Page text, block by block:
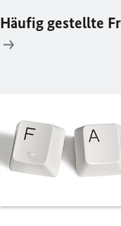
Häufig gestellte